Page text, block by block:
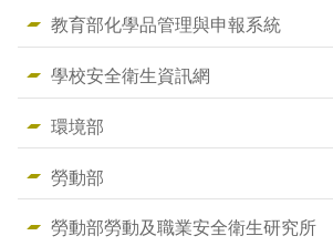
教育部化學品管理與申報系統
學校安全衛生資訊網
環境部
勞動部
勞動部勞動及職業安全衛生研究所